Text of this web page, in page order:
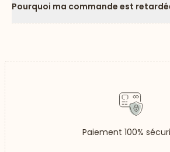
Pourquoi ma commande est
Paiement 100%